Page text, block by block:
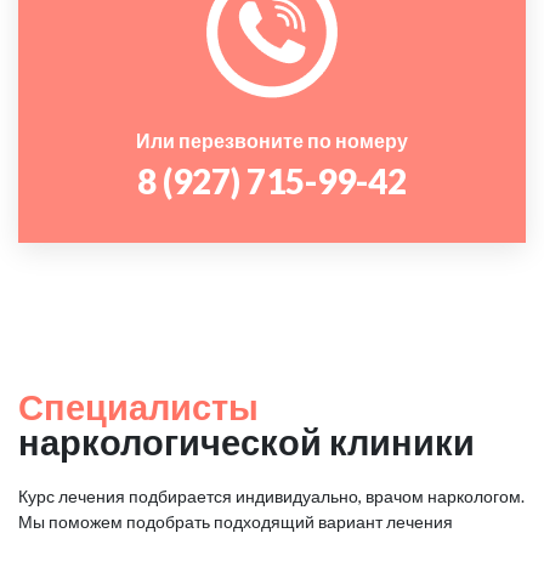
Или перезвоните по номеру
8 (927) 715-99-42
Специалисты
наркологической клиники
Курс лечения подбирается индивидуально, врачом наркологом.
Мы поможем подобрать подходящий вариант лечения